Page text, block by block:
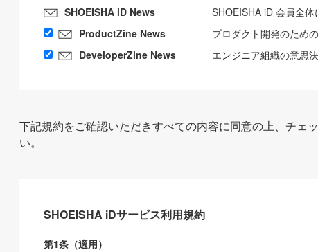
SHOEISHA iD News
SHOEISHA iD 会員全
ProductZine News
プロダクト開発のため
DeveloperZine News
エンジニア組織の意思
下記規約をご確認いただきすべての内容に同意の上、チェ
い。
SHOEISHA iDサービス利用規約
第1条（適用）